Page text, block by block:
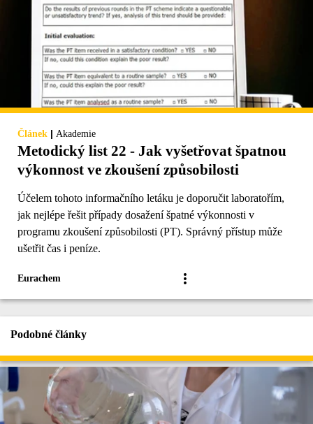
Článek | Akademie
Metodický list 22 - Jak vyšetřovat špatnou
výkonnost ve zkoušení způsobilosti
Účelem tohoto informačního letáku je doporučit laboratořím,
jak nejlépe řešit případy dosažení špatné výkonnosti v
programu zkoušení způsobilosti (PT). Správný přístup může
ušetřit čas i peníze.
Eurachem
Podobné články